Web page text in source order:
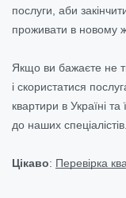
послуги, аби
проживати в новому
Якщо ви бажаєте не
і скористатися
квартири в Україні
до наших
Цікаво: Перевірка